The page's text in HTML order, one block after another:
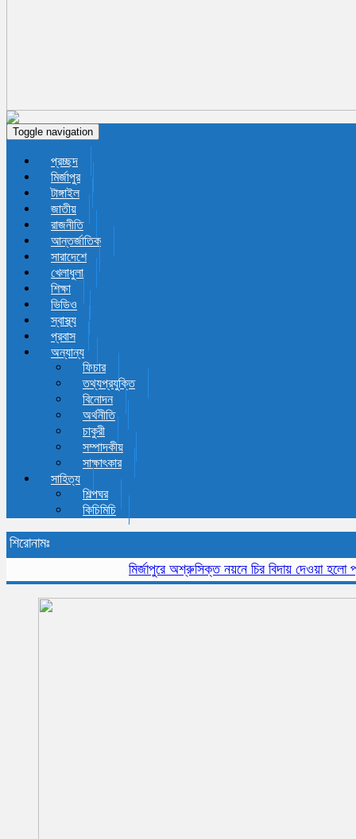
Toggle navigation
প্রচ্ছদ
মির্জাপুর
টাঙ্গাইল
জাতীয়
রাজনীতি
আন্তর্জাতিক
সারাদেশে
খেলাধুলা
শিক্ষা
ভিডিও
স্বাস্থ্য
প্রবাস
অন্যান্য
ফিচার
তথ্যপ্রযুক্তি
বিনোদন
অর্থনীতি
চাকুরী
সম্পাদকীয়
সাক্ষাৎকার
সাহিত্য
শিল্পঘর
কিচিমিচি
শিরোনামঃ
মির্জাপুরে অশ্রুসিক্ত নয়নে চির বিদায় দেওয়া হলো প্রবীন